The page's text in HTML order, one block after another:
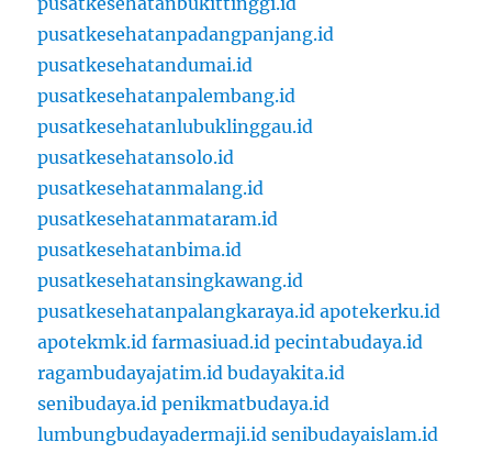
pusatkesehatanpadangpanjang.id
pusatkesehatandumai.id
pusatkesehatanpalembang.id
pusatkesehatanlubuklinggau.id
pusatkesehatansolo.id
pusatkesehatanmalang.id
pusatkesehatanmataram.id
pusatkesehatanbima.id
pusatkesehatansingkawang.id
pusatkesehatanpalangkaraya.id apotekerku.id
apotekmk.id farmasiuad.id pecintabudaya.id
ragambudayajatim.id budayakita.id
senibudaya.id penikmatbudaya.id
lumbungbudayadermaji.id senibudayaislam.id